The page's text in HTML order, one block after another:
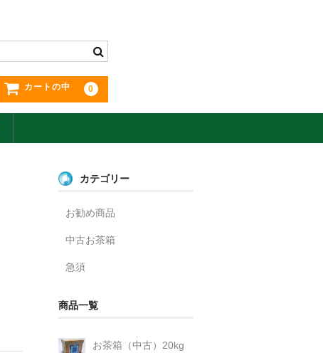
カートの中 0
カテゴリー
お勧め商品
中古お茶箱
急須
商品一覧
お茶箱（中古）20kg